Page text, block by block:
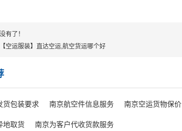
没有了！
【空运服装】直达空运,航空货运哪个好
货包装要求 南京航空件信息服务 南京空运货物保价
地取货
南京为客户代收货款服务